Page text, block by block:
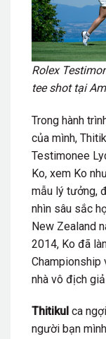
Rolex
tee shot tại
Trong hành
của mình,
Testimonee
Ko, xem Ko
mẫu lý tưởng,
nhìn sâu sắc
New Zealand
2014, Ko đã
Championship
nhà vô địch
Thitikul ca
người bạn